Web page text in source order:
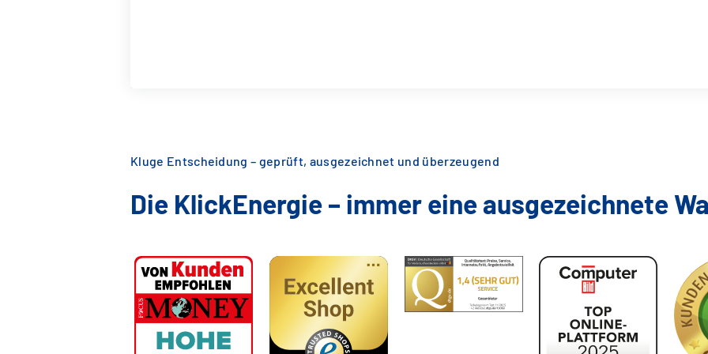
Kluge Entscheidung – geprüft, ausgezeichnet und überzeugend
Die KlickEnergie – immer eine ausgezeichnete